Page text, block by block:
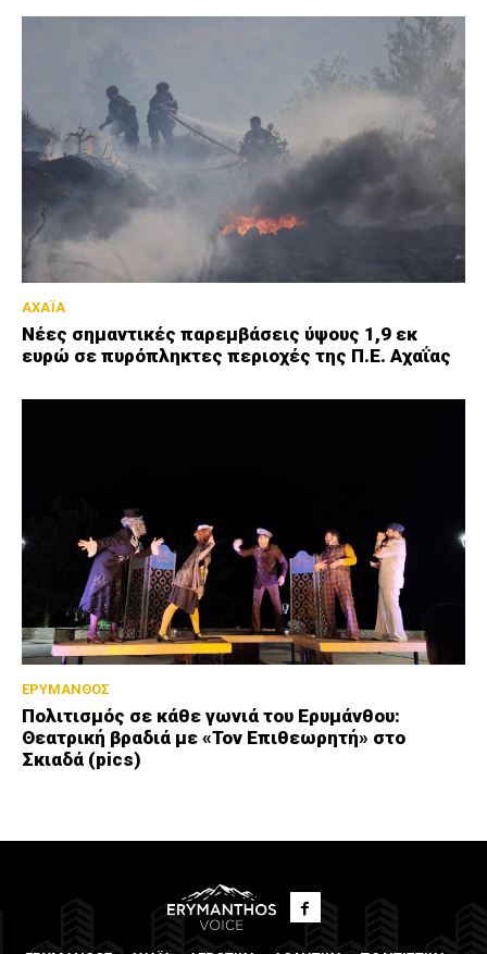
ΑΧΑΪΑ
Νέες σημαντικές παρεμβάσεις ύψους 1,9 εκ
ευρώ σε πυρόπληκτες περιοχές της Π.Ε. Αχαΐας
ΕΡΥΜΑΝΘΟΣ
Πολιτισμός σε κάθε γωνιά του Ερυμάνθου:
Θεατρική βραδιά με «Τον Επιθεωρητή» στο
Σκιαδά (pics)